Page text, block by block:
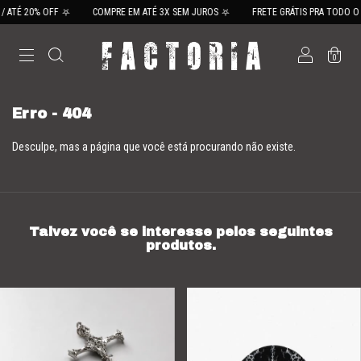
ATÉ 20% OFF ⛧ COMPRE EM ATÉ 3X SEM JUROS ⛧ FRETE GRÁTIS PRA TODO
0
Erro - 404
Desculpe, mas a página que você está procurando não existe.
Talvez você se interesse pelos seguintes
produtos.